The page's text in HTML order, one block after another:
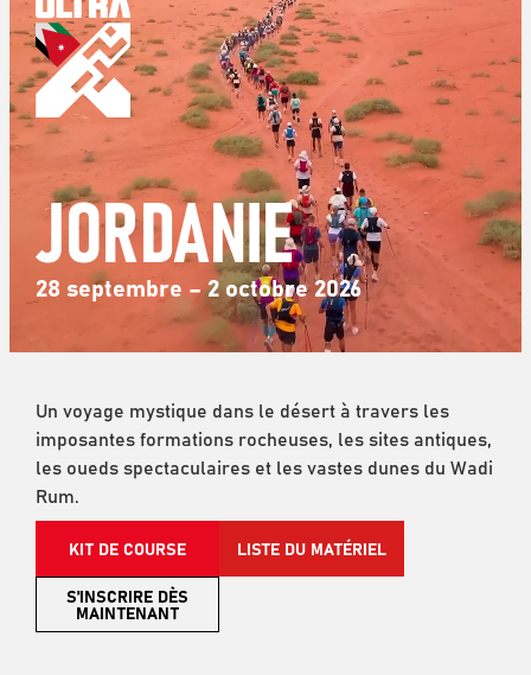
JORDANIE
28 septembre – 2 octobre 2026
Un voyage mystique dans le désert à travers les
imposantes formations rocheuses, les sites antiques,
les oueds spectaculaires et les vastes dunes du Wadi
Rum.
KIT DE COURSE
LISTE DU MATÉRIEL
S'INSCRIRE DÈS
MAINTENANT